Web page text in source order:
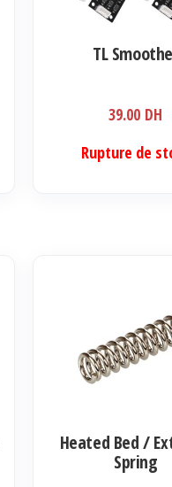
TL
39.00 DH
Rupture de
Heated Bed /
Spring